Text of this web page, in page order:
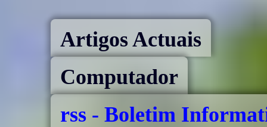
Artigos Actuais
Computador
rss - Boletim